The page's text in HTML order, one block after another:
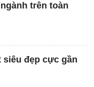
trên toàn
siêu đẹp cực gần